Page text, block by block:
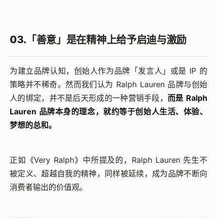
03.「善意」是在精神上给予启迪与激励
为建立品牌认知，创始人作为品牌「发言人」或是 IP 的
策略并不稀奇。然而我们认为 Ralph Lauren 品牌与创始
人的绑定，并不是后天形成的一种营销手段，而是 Ralph
Lauren 品牌本身的理念，就约等于创始人生活、体验、
梦想的总和。
正如《Very Ralph》中所提及的，Ralph Lauren 先生不
被定义、超越自我的精神，同样被延续，成为品牌不断向
消费者输出的价值观。